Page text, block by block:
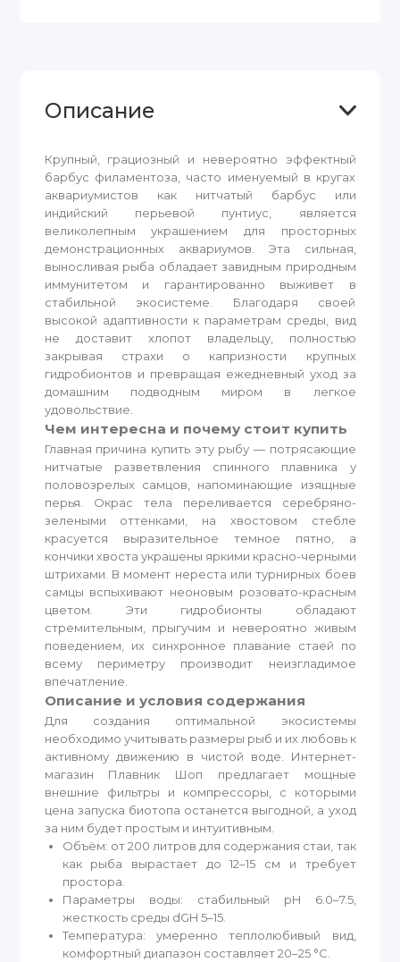
Описание
Крупный, грациозный и невероятно эффектный
барбус филаментоза, часто именуемый в кругах
аквариумистов как нитчатый барбус или
индийский перьевой пунтиус, является
великолепным украшением для просторных
демонстрационных аквариумов. Эта сильная,
выносливая рыба обладает завидным природным
иммунитетом и гарантированно выживет в
стабильной экосистеме. Благодаря своей
высокой адаптивности к параметрам среды, вид
не доставит хлопот владельцу, полностью
закрывая страхи о капризности крупных
гидробионтов и превращая ежедневный уход за
домашним подводным миром в легкое
удовольствие.
Чем интересна и почему стоит купить
Главная причина купить эту рыбу — потрясающие
нитчатые разветвления спинного плавника у
половозрелых самцов, напоминающие изящные
перья. Окрас тела переливается серебряно-
зелеными оттенками, на хвостовом стебле
красуется выразительное темное пятно, а
кончики хвоста украшены яркими красно-черными
штрихами. В момент нереста или турнирных боев
самцы вспыхивают неоновым розовато-красным
цветом. Эти гидробионты обладают
стремительным, прыгучим и невероятно живым
поведением, их синхронное плавание стаей по
всему периметру производит неизгладимое
впечатление.
Описание и условия содержания
Для создания оптимальной экосистемы
необходимо учитывать размеры рыб и их любовь к
активному движению в чистой воде. Интернет-
магазин Плавник Шоп предлагает мощные
внешние фильтры и компрессоры, с которыми
цена запуска биотопа останется выгодной, а уход
за ним будет простым и интуитивным.
Объём: от 200 литров для содержания стаи, так
как рыба вырастает до 12–15 см и требует
простора.
Параметры воды: стабильный pH 6.0–7.5,
жесткость среды dGH 5–15.
Температура: умеренно теплолюбивый вид,
комфортный диапазон составляет 20–25 °C.